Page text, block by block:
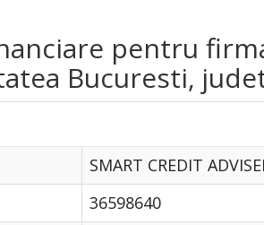
pentru firma
Bucuresti,
SMART CREDIT
36598640